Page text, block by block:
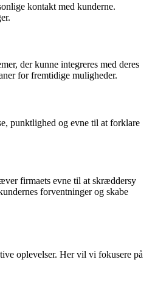
kontakt med kunderne.
der kunne integreres med deres
for fremtidige muligheder.
punktlighed og evne til at forklare
firmaets evne til at skræddersy
forventninger og skabe
oplevelser. Her vil vi fokusere på